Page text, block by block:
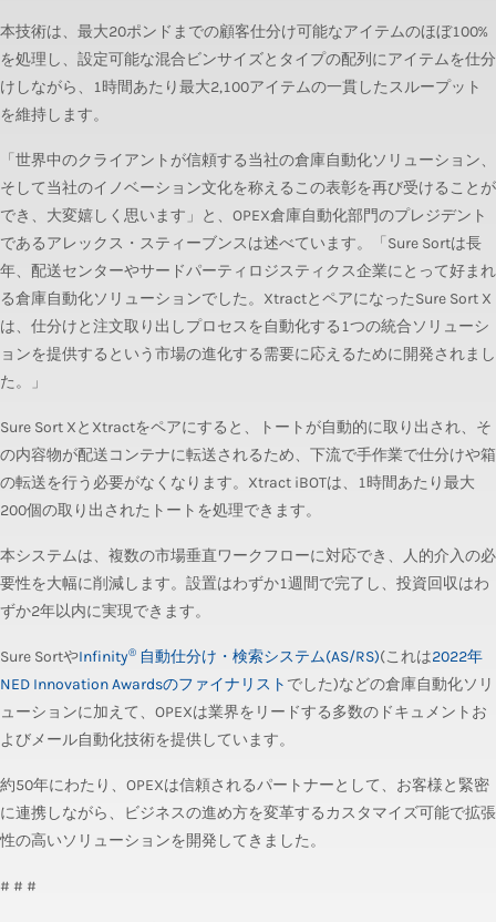
本技術は、最大20ポンドまでの顧客仕分け可能なアイテムのほぼ100%
を処理し、設定可能な混合ビンサイズとタイプの配列にアイテムを仕分
けしながら、1時間あたり最大2,100アイテムの一貫したスループット
を維持します。
「世界中のクライアントが信頼する当社の倉庫自動化ソリューション、
そして当社のイノベーション文化を称えるこの表彰を再び受けることが
でき、大変嬉しく思います」と、OPEX倉庫自動化部門のプレジデント
であるアレックス・スティーブンスは述べています。「Sure Sortは長
年、配送センターやサードパーティロジスティクス企業にとって好まれ
る倉庫自動化ソリューションでした。XtractとペアになったSure Sort X
は、仕分けと注文取り出しプロセスを自動化する1つの統合ソリューシ
ョンを提供するという市場の進化する需要に応えるために開発されまし
た。」
Sure Sort XとXtractをペアにすると、トートが自動的に取り出され、そ
の内容物が配送コンテナに転送されるため、下流で手作業で仕分けや箱
の転送を行う必要がなくなります。Xtract iBOTは、1時間あたり最大
200個の取り出されたトートを処理できます。
本システムは、複数の市場垂直ワークフローに対応でき、人的介入の必
要性を大幅に削減します。設置はわずか1週間で完了し、投資回収はわ
ずか2年以内に実現できます。
Sure SortやInfinity® 自動仕分け・検索システム(AS/RS)(これは2022年
NED Innovation Awardsのファイナリスト でした)などの倉庫自動化ソリ
ューションに加えて、OPEXは業界をリードする多数のドキュメントお
よびメール自動化技術を提供しています。
約50年にわたり、OPEXは信頼されるパートナーとして、お客様と緊密
に連携しながら、ビジネスの進め方を変革するカスタマイズ可能で拡張
性の高いソリューションを開発してきました。
# # #